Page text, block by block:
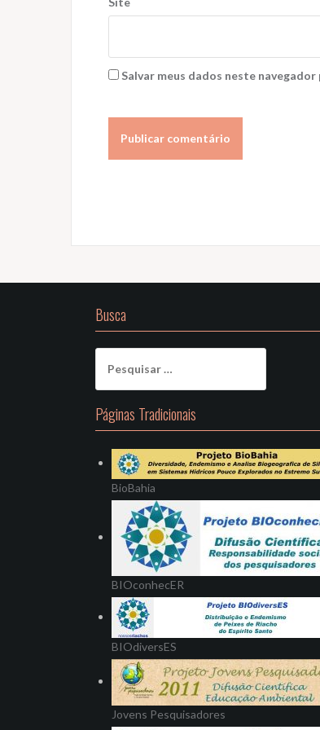
Salvar meus dados neste
Busca
por:
Páginas Tradicionais
BioBahia
BIOconhecER
BIOdiversES
Jovens Pesquisadores